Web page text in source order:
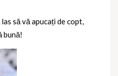
să vă apucați de copt,
bună!